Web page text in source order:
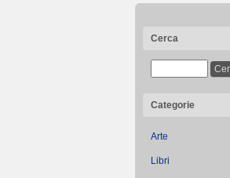
Cerca
Categorie
Arte
Libri